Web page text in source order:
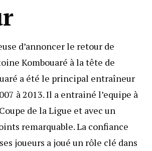
d’annoncer le retour de
Kombouaré à la tête de
a été le principal entraîneur
à 2013. Il a entrainé l’equipe à
de la Ligue et avec un
remarquable. La confiance
joueurs a joué un rôle clé dans